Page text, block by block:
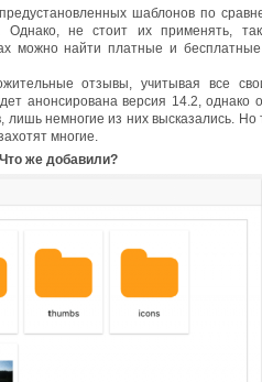
шаблонов по
Однако, не стоит их применять,
можно найти платные и
отзывы, учитывая все
анонсирована версия 14.2, однако
лишь немногие из них высказались. Но
многие.
Что же добавили?